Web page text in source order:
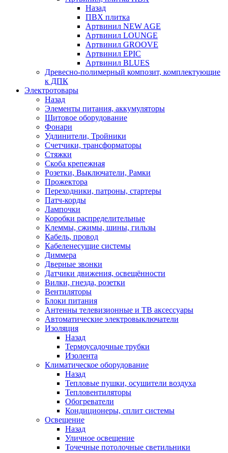
Назад
ПВХ плитка
Артвинил NEW AGE
Артвинил LOUNGE
Артвинил GROOVE
Артвинил EPIC
Артвинил BLUES
Древесно-полимерный композит, комплектующие
к ДПК
Электротовары
Назад
Элементы питания, аккумуляторы
Щитовое оборудование
Фонари
Удлинители, Тройники
Счетчики, трансформаторы
Стяжки
Скоба крепежная
Розетки, Выключатели, Рамки
Прожектора
Переходники, патроны, стартеры
Патч-корды
Лампочки
Коробки распределительные
Клеммы, сжимы, шины, гильзы
Кабель, провод
Кабеленесущие системы
Диммера
Дверные звонки
Датчики движения, освещённости
Вилки, гнезда, розетки
Вентиляторы
Блоки питания
Антенны телевизионные и ТВ аксессуары
Автоматические электровыключатели
Изоляция
Назад
Термоусадочные трубки
Изолента
Климатическое оборудование
Назад
Тепловые пушки, осушители воздуха
Тепловентиляторы
Обогреватели
Кондиционеры, сплит системы
Освещение
Назад
Уличное освещение
Точечные потолочные светильники